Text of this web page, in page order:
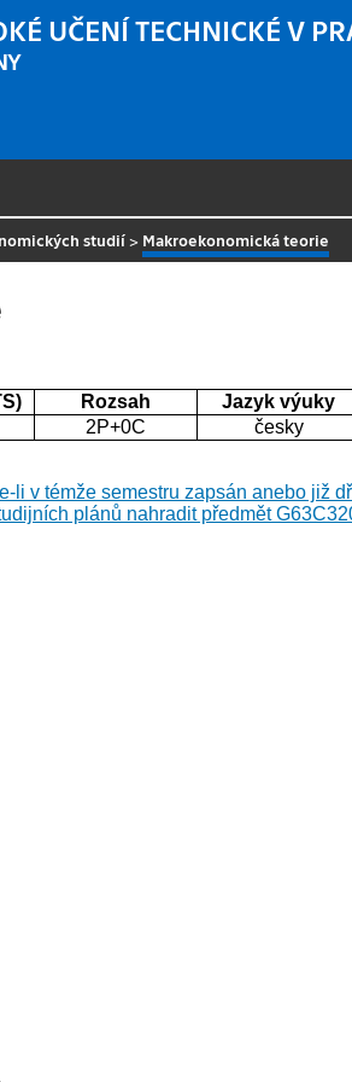
UČENÍ TECHNICKÉ V
studií > Makroekonomická teorie
Rozsah
Jazyk výuky
2P+0C česky
li v témže semestru zapsán anebo již
plánů nahradit předmět